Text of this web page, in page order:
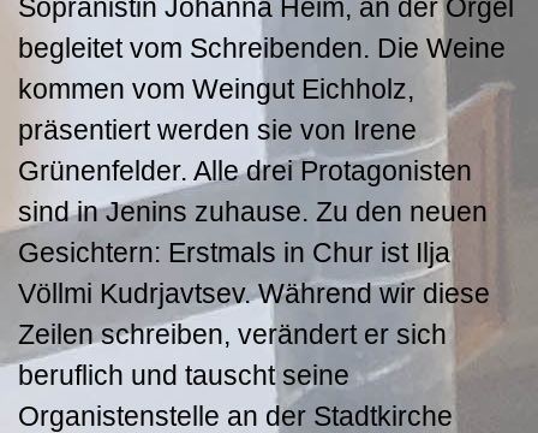
Sopranistin Johanna Heim, an der Orgel
begleitet vom Schreibenden. Die Weine
kommen vom Weingut Eichholz,
präsentiert werden sie von Irene
Grünenfelder. Alle drei Protagonisten
sind in Jenins zuhause. Zu den neuen
Gesichtern: Erstmals in Chur ist Ilja
Völlmi Kudrjavtsev. Während wir diese
Zeilen schreiben, verändert er sich
beruflich und tauscht seine
Organistenstelle an der Stadtkirche